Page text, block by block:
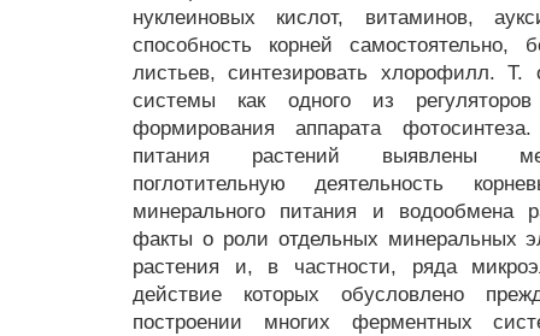
нуклеиновых кислот, витаминов,
способность корней самостоятельно,
листьев, синтезировать хлорофилл. Т.
системы как одного из
формирования аппарата
питания растений выявлены
поглотительную деятельность
минерального питания и водообмена
факты о роли отдельных минеральных
растения и, в частности, ряда
действие которых обусловлено
построении многих ферментных